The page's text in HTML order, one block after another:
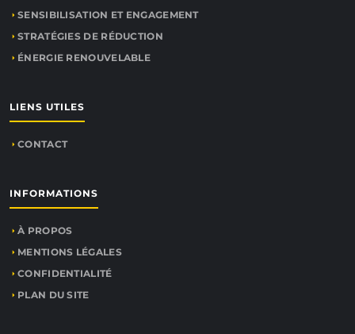
SENSIBILISATION ET ENGAGEMENT
STRATÉGIES DE RÉDUCTION
ÉNERGIE RENOUVELABLE
LIENS UTILES
CONTACT
INFORMATIONS
À PROPOS
MENTIONS LÉGALES
CONFIDENTIALITÉ
PLAN DU SITE